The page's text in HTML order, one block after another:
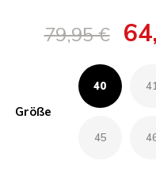
79,95 €
Größe
40
45